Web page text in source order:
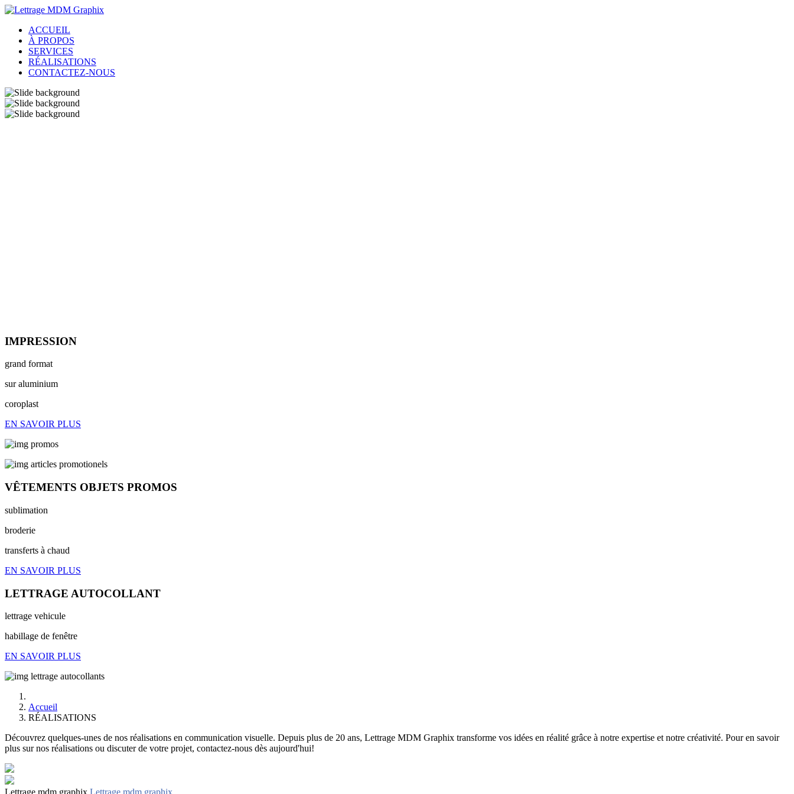
ACCUEIL
À PROPOS
SERVICES
RÉALISATIONS
CONTACTEZ-NOUS
IMPRESSION
grand format
sur aluminium
coroplast
EN SAVOIR PLUS
VÊTEMENTS OBJETS PROMOS
sublimation
broderie
transferts à chaud
EN SAVOIR PLUS
LETTRAGE AUTOCOLLANT
lettrage vehicule
habillage de fenêtre
EN SAVOIR PLUS
Accueil
RÉALISATIONS
Découvrez quelques-unes de nos réalisations en communication visuelle. Depuis plus de 20 ans, Lettrage MDM Graphix transforme vos idées en réalité grâce à notre expertise et notre créativité. Pour en savoir
plus sur nos réalisations ou discuter de votre projet, contactez-nous dès aujourd'hui!